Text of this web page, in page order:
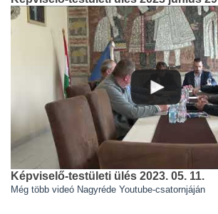
Képviselő-testületi ülés 2023. 05. 11.
Még több videó Nagyréde Youtube-csatornjáján